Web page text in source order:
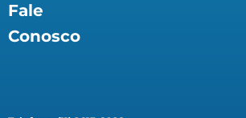
Fale
Conosco